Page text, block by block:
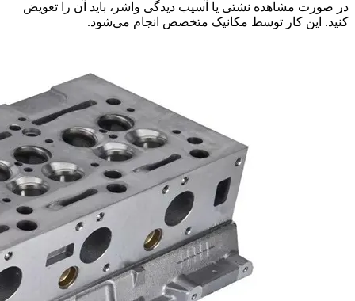
در صورت مشاهده نشتی یا آسیب دیدگی واشر، باید آن را تعویض
کنید. این کار توسط مکانیک متخصص انجام می‌شود.